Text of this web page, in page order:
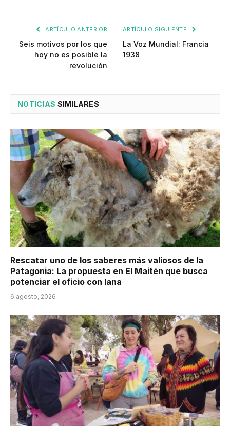
ARTÍCULO ANTERIOR
Seis motivos por los que
hoy no es posible la
revolución
ARTÍCULO SIGUIENTE
La Voz Mundial: Francia
1938
NOTICIAS SIMILARES
Rescatar uno de los saberes más valiosos de la
Patagonia: La propuesta en El Maitén que busca
potenciar el oficio con lana
6 agosto, 2026